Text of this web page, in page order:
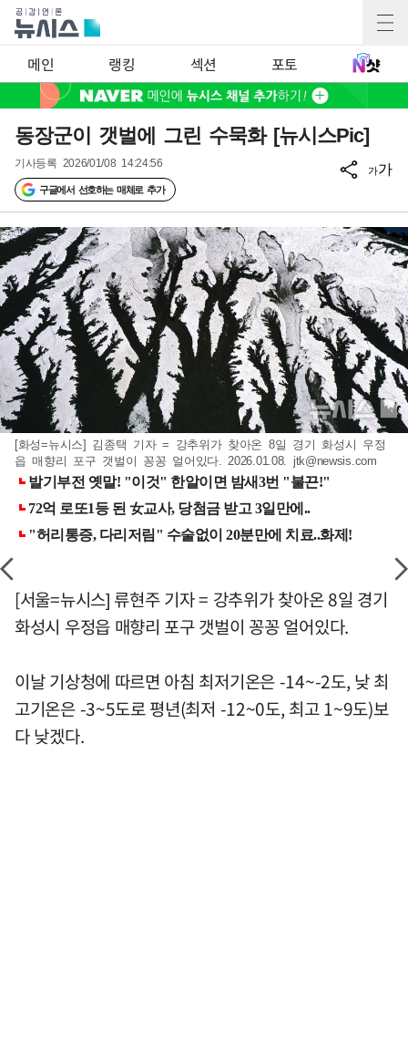
메인 랭킹 섹션 포토
동장군이 갯벌에 그린 수묵화 [뉴시스Pic]
기사등록 2026/01/08 14:24:56
구글에서 선호하는 매체로 추가
가가
[화성=뉴시스] 김종택 기자 = 강추위가 찾아온 8일 경기 화성시 우정
읍 매향리 포구 갯벌이 꽁꽁 얼어있다. 2026.01.08. jtk@newsis.com
[서울=뉴시스] 류현주 기자 = 강추위가 찾아온 8일 경기
화성시 우정읍 매향리 포구 갯벌이 꽁꽁 얼어있다.
이날 기상청에 따르면 아침 최저기온은 -14~-2도, 낮 최
고기온은 -3~5도로 평년(최저 -12~0도, 최고 1~9도)보
다 낮겠다.